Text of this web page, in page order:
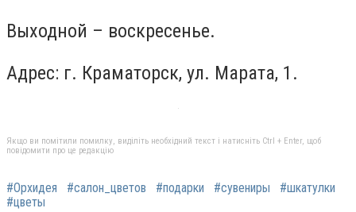
Выходной – воскресенье.
Адрес: г. Краматорск, ул. Марата, 1.
Якщо ви помітили помилку, виділіть необхідний текст і натисніть Ctrl + Enter, щоб
повідомити про це редакцію
#Орхидея #салон_цветов #подарки #сувениры
#шкатулки
#цветы